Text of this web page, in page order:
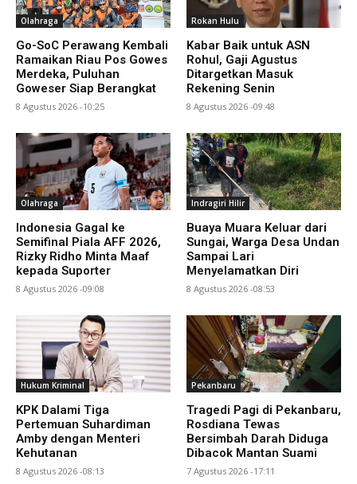
Olahraga
Go-SoC Perawang Kembali
Ramaikan Riau Pos Gowes
Merdeka, Puluhan
Goweser Siap Berangkat
8 Agustus 2026 -10:25
Rokan Hulu
Kabar Baik untuk ASN
Rohul, Gaji Agustus
Ditargetkan Masuk
Rekening Senin
8 Agustus 2026 -09:48
Olahraga
Indonesia Gagal ke
Semifinal Piala AFF 2026,
Rizky Ridho Minta Maaf
kepada Suporter
8 Agustus 2026 -09:08
Indragiri Hilir
Buaya Muara Keluar dari
Sungai, Warga Desa Undan
Sampai Lari
Menyelamatkan Diri
8 Agustus 2026 -08:53
Hukum Kriminal
KPK Dalami Tiga
Pertemuan Suhardiman
Amby dengan Menteri
Kehutanan
8 Agustus 2026 -08:13
Pekanbaru
Tragedi Pagi di Pekanbaru,
Rosdiana Tewas
Bersimbah Darah Diduga
Dibacok Mantan Suami
7 Agustus 2026 -17:11